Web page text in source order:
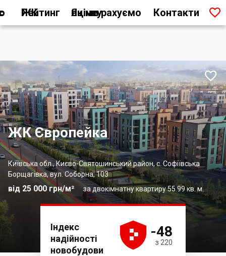
Рейтинг ЖК Як ми рахуємо оцінку Контакти 
ЖК Європейка
Київська обл., Києво-Святошинський район, с. Софіївська
Борщагівка, вул. Соборна, 103
за двокімнатну квартиру 55.99 кв. м.
від 25 000 грн/м²

Індекс
надійності
новобудови




 -48
з 220